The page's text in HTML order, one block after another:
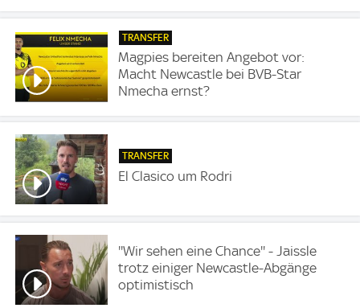
TRANSFER
Magpies bereiten Angebot vor:
Macht Newcastle bei BVB-Star
Nmecha ernst?
TRANSFER
El Clasico um Rodri
''Wir sehen eine Chance'' - Jaissle
trotz einiger Newcastle-Abgänge
optimistisch